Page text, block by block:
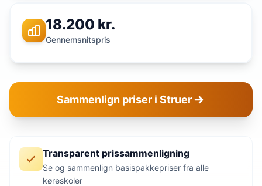
18.200 kr.
Gennemsnitspris
Sammenlign priser i Struer
Transparent prissammenligning
Se og sammenlign basispakkepriser fra alle
køreskoler